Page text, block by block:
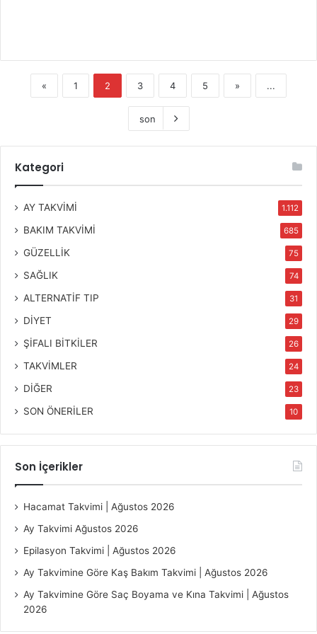
« 1 2 3 4 5 » ...
son
Kategori
AY TAKVİMİ 1.112
BAKIM TAKVİMİ 685
GÜZELLİK 75
SAĞLIK 74
ALTERNATİF TIP 31
DİYET 29
ŞİFALI BİTKİLER 26
TAKVİMLER 24
DİĞER 23
SON ÖNERİLER 10
Son İçerikler
Hacamat Takvimi | Ağustos 2026
Ay Takvimi Ağustos 2026
Epilasyon Takvimi | Ağustos 2026
Ay Takvimine Göre Kaş Bakım Takvimi | Ağustos 2026
Ay Takvimine Göre Saç Boyama ve Kına Takvimi | Ağustos
2026